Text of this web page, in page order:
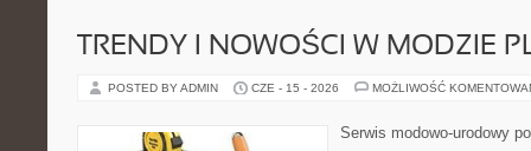
TRENDY I NOWOŚCI W MODZIE
POSTED BY ADMIN CZE - 15 - 2026 MOŻLIWOŚĆ
Serwis modowo-urodowy